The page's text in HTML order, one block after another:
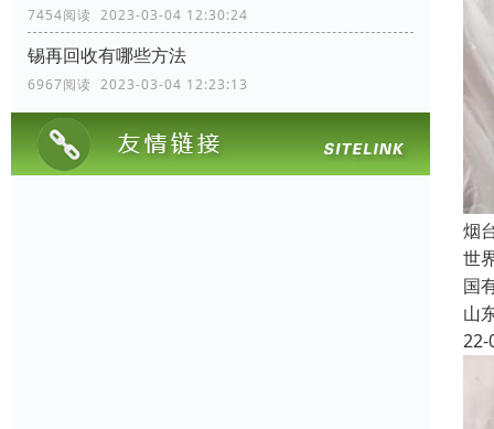
7454阅读 2023-03-04 12:30:24
锡再回收有哪些方法
6967阅读 2023-03-04 12:23:13
烟
世
国
山
22-